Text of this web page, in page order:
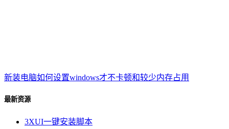
新装电脑如何设置windows才不卡顿和较少内存占用
最新资源
3XUI一键安装脚本